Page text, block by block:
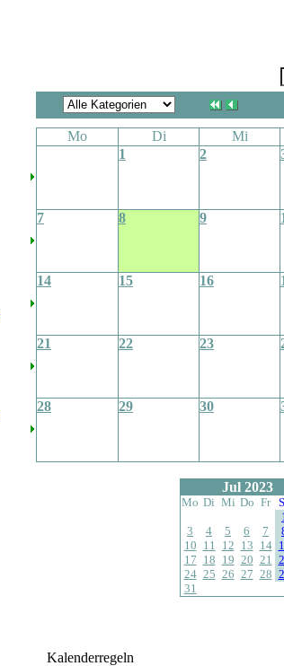
Mo Di Mi
1
2
7 8 9
14 15 16
21 22 23
28 29 30
Jul 2023
Mo Di Mi Do Fr
3
4 5 6 7
10 11 12 13 14
17 18 19 20 21
24 25 26 27 28
31
Kalenderregeln